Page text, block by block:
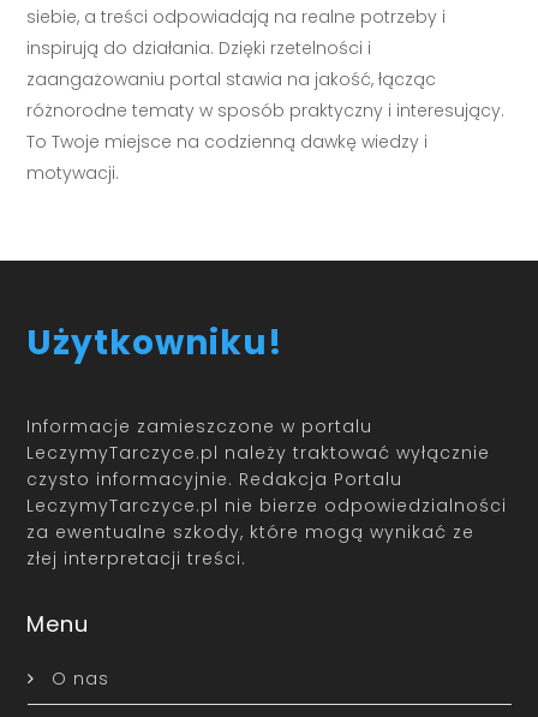
siebie, a treści odpowiadają na realne potrzeby i
inspirują do działania. Dzięki rzetelności i
zaangażowaniu portal stawia na jakość, łącząc
różnorodne tematy w sposób praktyczny i interesujący.
To Twoje miejsce na codzienną dawkę wiedzy i
motywacji.
Użytkowniku!
Informacje zamieszczone w portalu
LeczymyTarczyce.pl należy traktować wyłącznie
czysto informacyjnie. Redakcja Portalu
LeczymyTarczyce.pl nie bierze odpowiedzialności
za ewentualne szkody, które mogą wynikać ze
złej interpretacji treści.
Menu
O nas